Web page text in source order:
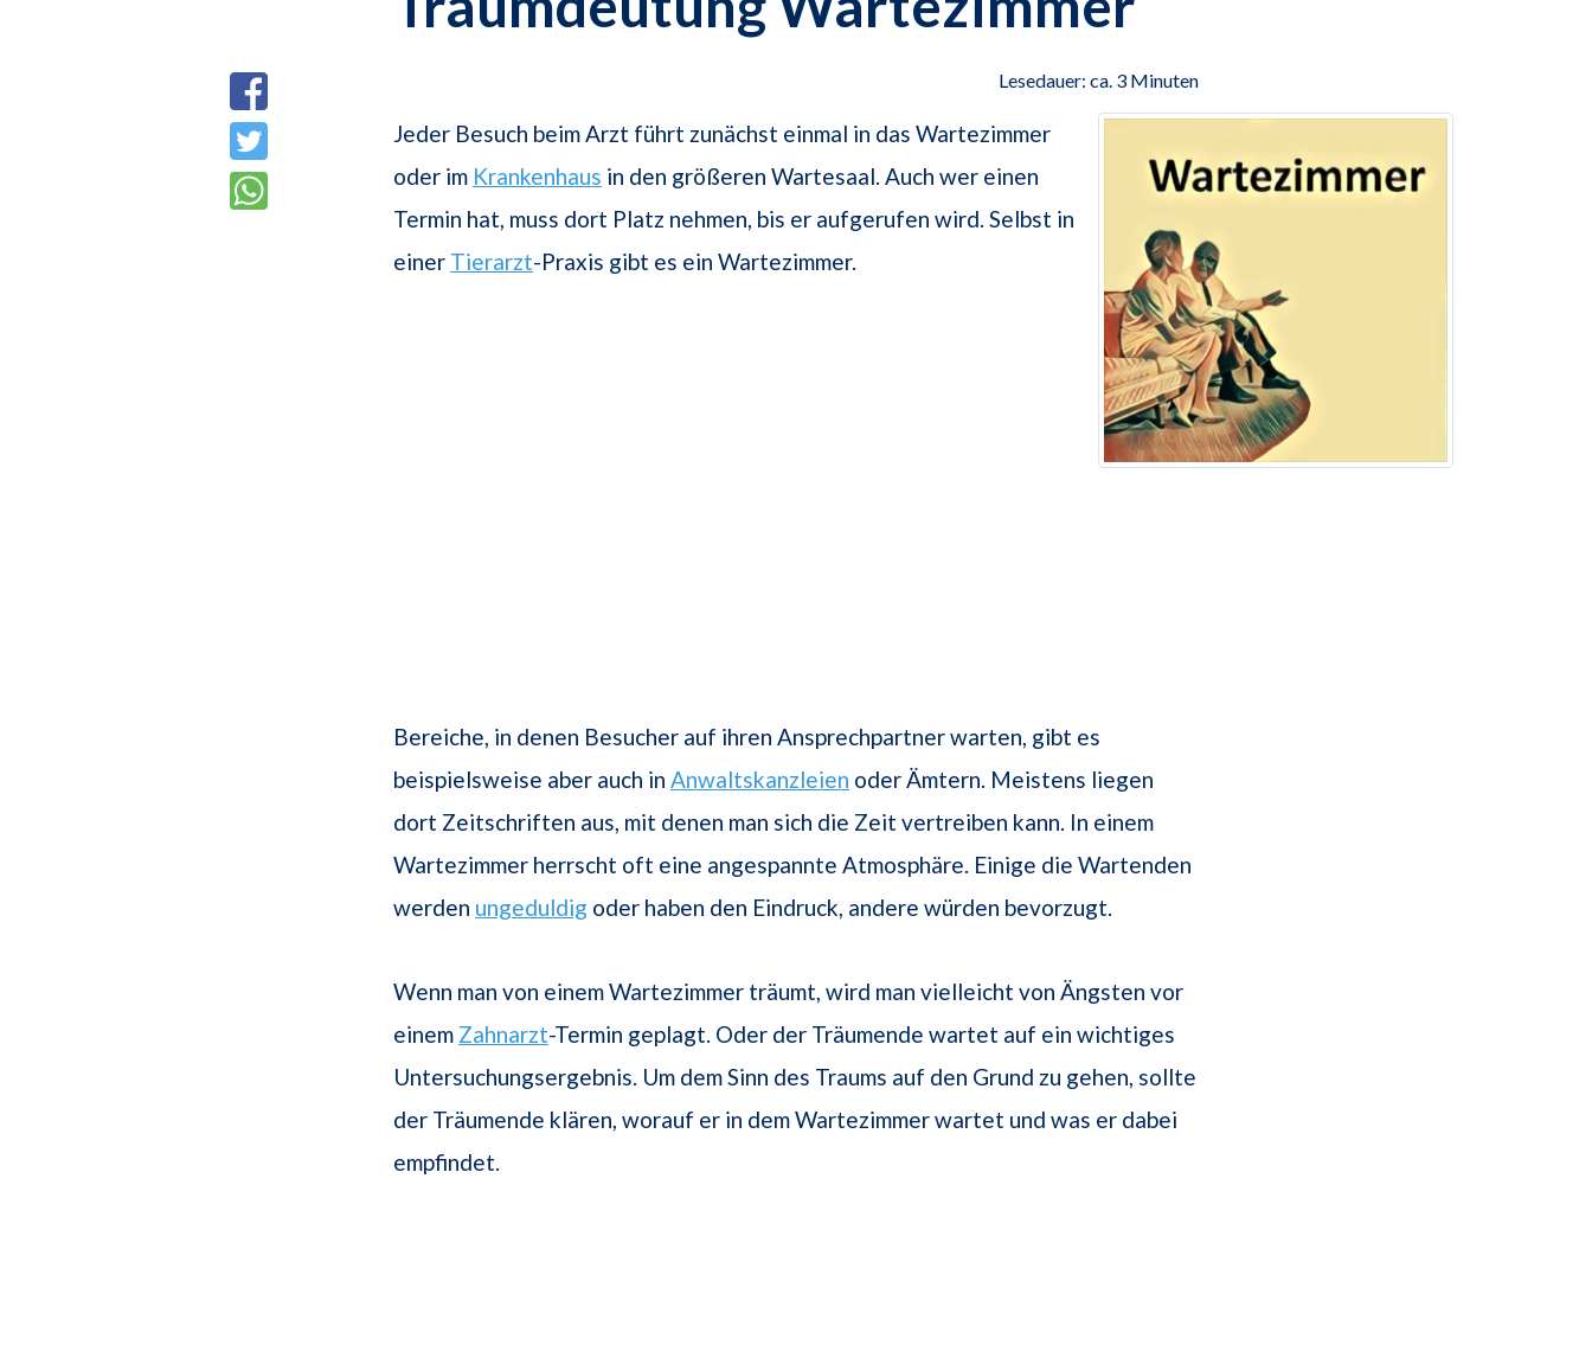
Lesedauer: ca. 3 Minuten
Jeder Besuch beim Arzt führt zunächst einmal in das Wartezimmer
oder im Krankenhaus in den größeren Wartesaal. Auch wer einen
Termin hat, muss dort Platz nehmen, bis er aufgerufen wird. Selbst in
einer Tierarzt-Praxis gibt es ein Wartezimmer.
Bereiche, in denen Besucher auf ihren Ansprechpartner warten, gibt es
beispielsweise aber auch in Anwaltskanzleien oder Ämtern. Meistens liegen
dort Zeitschriften aus, mit denen man sich die Zeit vertreiben kann. In einem
Wartezimmer herrscht oft eine angespannte Atmosphäre. Einige die Wartenden
werden ungeduldig oder haben den Eindruck, andere würden bevorzugt.
Wenn man von einem Wartezimmer träumt, wird man vielleicht von Ängsten vor
einem Zahnarzt-Termin geplagt. Oder der Träumende wartet auf ein wichtiges
Untersuchungsergebnis. Um dem Sinn des Traums auf den Grund zu gehen, sollte
der Träumende klären, worauf er in dem Wartezimmer wartet und was er dabei
empfindet.